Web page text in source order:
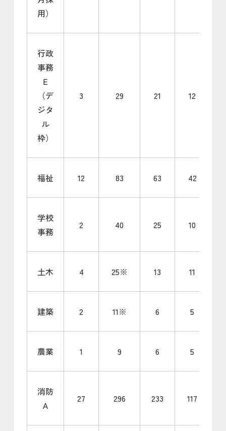
用）
行政
事務
Ｅ
（デ
ジタ
ル
枠）
3 29 21 12
福祉 12 83 63 42
学校
事務
2 40 25 10
土木 4 25※ 13 11
建築 2 11※ 6 5
農業 1 9 6 5
消防
Ａ
27 296 233 117